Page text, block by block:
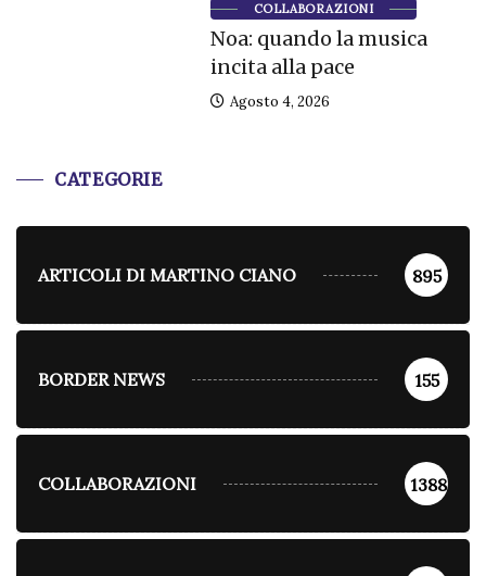
COLLABORAZIONI
Noa: quando la musica
incita alla pace
Agosto 4, 2026
CATEGORIE
ARTICOLI DI MARTINO CIANO 895
BORDER NEWS 155
COLLABORAZIONI 1388